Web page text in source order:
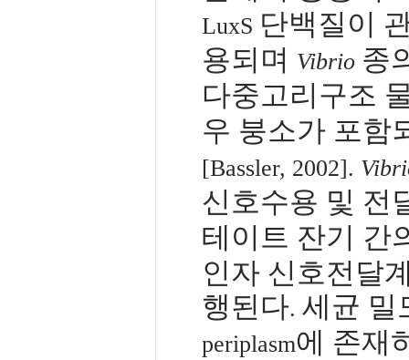
LuxS 단백질이
용되며 Vibrio 종
다중고리구조
우 붕소가 포함
[Bassler, 2002].
신호수용 및 전
테이트 잔기 간
인자 신호전달
행된다. 세균 밀
periplasm에 존재